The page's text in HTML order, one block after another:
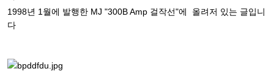
1998년 1월에 발행한 MJ "300B Amp 걸작선"에 올려저 있는 글입니
다